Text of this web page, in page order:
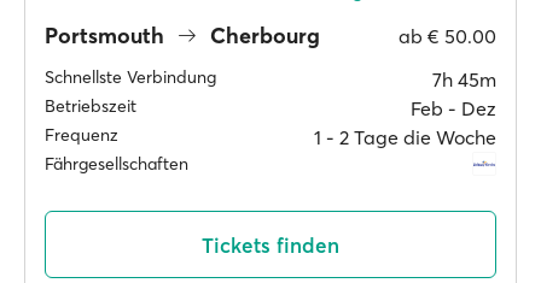
Portsmouth Cherbourg ab € 50.00
Schnellste Verbindung 7h 45m
Betriebszeit Feb ‐ Dez
Frequenz 1 ‐ 2 Tage die Woche
Fährgesellschaften
Tickets finden